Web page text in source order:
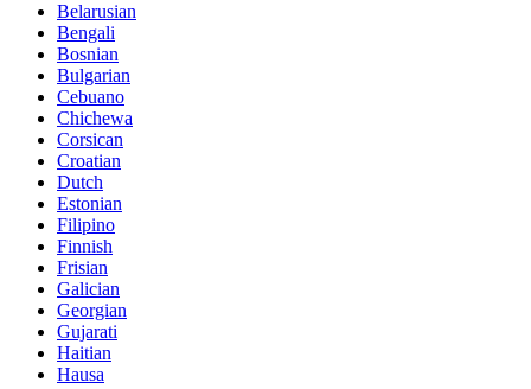
Belarusian
Bengali
Bosnian
Bulgarian
Cebuano
Chichewa
Corsican
Croatian
Dutch
Estonian
Filipino
Finnish
Frisian
Galician
Georgian
Gujarati
Haitian
Hausa